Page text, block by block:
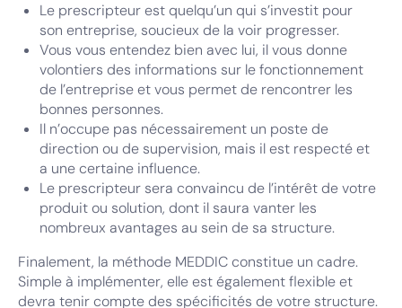
Le prescripteur est quelqu’un qui s’investit pour
son entreprise, soucieux de la voir progresser.
Vous vous entendez bien avec lui, il vous donne
volontiers des informations sur le fonctionnement
de l’entreprise et vous permet de rencontrer les
bonnes personnes.
Il n’occupe pas nécessairement un poste de
direction ou de supervision, mais il est respecté et
a une certaine influence.
Le prescripteur sera convaincu de l’intérêt de votre
produit ou solution, dont il saura vanter les
nombreux avantages au sein de sa structure.
Finalement, la méthode MEDDIC constitue un cadre.
Simple à implémenter, elle est également flexible et
devra tenir compte des spécificités de votre structure.